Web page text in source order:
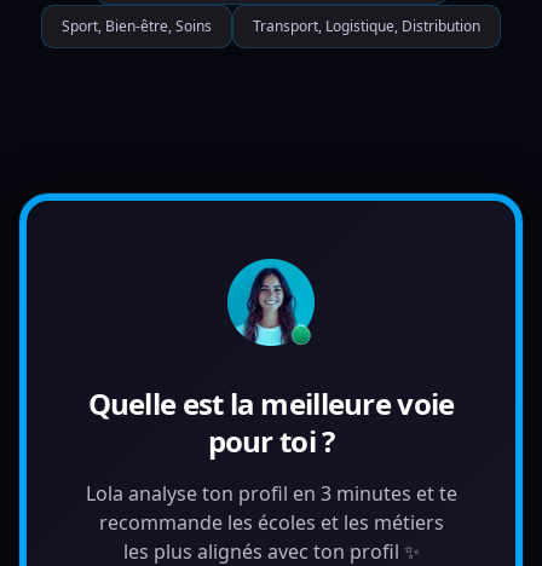
Sport, Bien-être, Soins Transport, Logistique, Distribution
Quelle est la meilleure voie
pour toi ?
Lola analyse ton profil en 3 minutes et te
recommande les écoles et les métiers
les plus alignés avec ton profil ✨